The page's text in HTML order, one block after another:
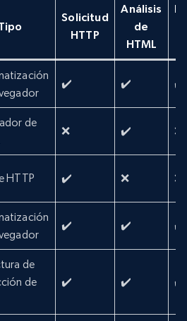
Solicitud
HTTP
Análisis
de
HTML
✔️ ✔️ ✔️
de
❌ ✔️ ❌
HTTP ✔️ ❌ ❌
✔️ ✔️ ✔️
de
de
✔️ ✔️ ✔️